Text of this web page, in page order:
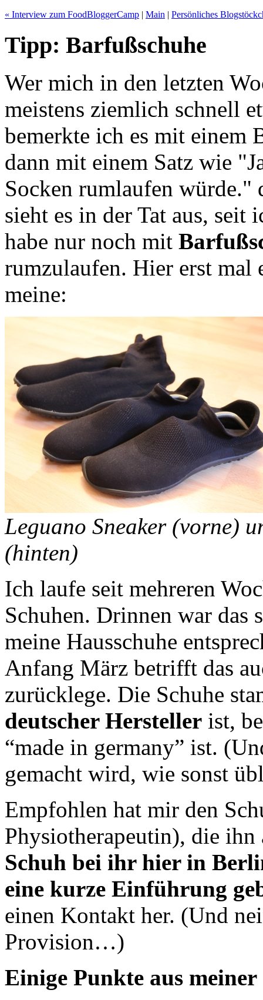
« Interview zum FoodBloggerCamp | Main | Persönliches
Tipp: Barfußschuhe
Wer mich in den letzten
meistens ziemlich schnell
bemerkte ich es mit einem
dann mit einem Satz wie
Socken rumlaufen würde."
sieht es in der Tat aus, seit
habe nur noch mit
rumzulaufen. Hier erst
meine:
Leguano Sneaker (vorne)
(hinten)
Ich laufe seit mehreren
Schuhen. Drinnen war das
meine Hausschuhe
Anfang März betrifft das
zurücklege. Die Schuhe
deutscher Hersteller ist,
“made in germany” ist.
gemacht wird, wie sonst
Empfohlen hat mir den
Physiotherapeutin), die
Schuh bei ihr hier in
eine kurze Einführung
einen Kontakt her. (Und
Provision…)
Einige Punkte aus